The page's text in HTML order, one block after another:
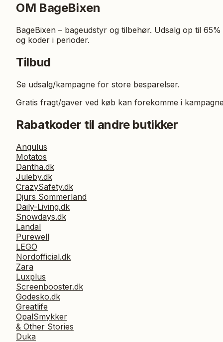
OM BageBixen
BageBixen – bageudstyr og tilbehør. Udsalg op til 65%
og koder i perioder.
Tilbud
Se udsalg/kampagne for store besparelser.
Gratis fragt/gaver ved køb kan forekomme i
Rabatkoder til andre butikker
Angulus
Motatos
Dantha.dk
Juleby.dk
CrazySafety.dk
Djurs Sommerland
Daily-Living.dk
Snowdays.dk
Landal
Purewell
LEGO
Nordofficial.dk
Zara
Luxplus
Screenbooster.dk
Godesko.dk
Greatlife
OpalSmykker
& Other Stories
Duka